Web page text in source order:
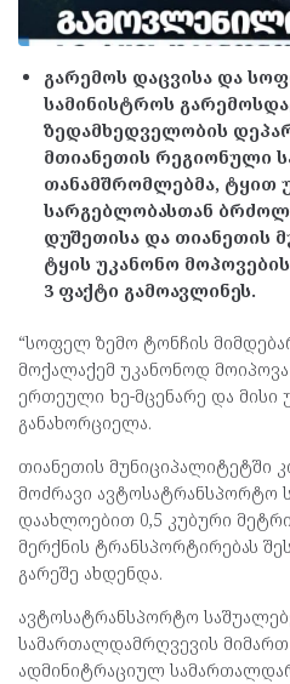
გარემოს დაცვისა და
სამინისტროს
ზედამხედველობის
მთიანეთის რეგიონული
თანამშრომლებმა, ტყით
სარგებლობასთან
დუშეთისა და თიანეთის
ტყის უკანონო
3 ფაქტი გამოავლინეს.
“სოფელ ზემო ტონჩის
მოქალაქემ უკანონოდ
ერთეული ხე-მცენარე და მისი
განახორციელა.
თიანეთის მუნიციპალიტეტში
მოძრავი ავტოსატრანსპორტო
დაახლოებით 0,5 კუბური
მერქნის ტრანსპორტირებას
გარეშე ახდენდა.
ავტოსატრანსპორტო
სამართალდამრღვევის მიმართ
ადმინიტრაციულ